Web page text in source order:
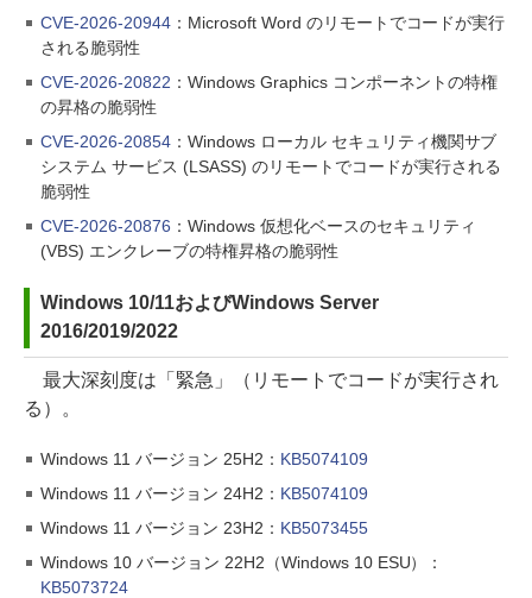
CVE-2026-20944：Microsoft Word のリモートでコードが実行
される脆弱性
CVE-2026-20822 ：Windows Graphics コンポーネントの特権
の昇格の脆弱性
CVE-2026-20854：Windows ローカル セキュリティ機関サブ
システム サービス (LSASS) のリモートでコードが実行される
脆弱性
CVE-2026-20876 ：Windows 仮想化ベースのセキュリティ
(VBS) エンクレーブの特権昇格の脆弱性
Windows 10/11およびWindows Server
2016/2019/2022
最大深刻度は「緊急」（リモートでコードが実行され
る）。
Windows 11 バージョン 25H2： KB5074109
Windows 11 バージョン 24H2： KB5074109
Windows 11 バージョン 23H2： KB5073455
Windows 10 バージョン 22H2（Windows 10 ESU）：
KB5073724